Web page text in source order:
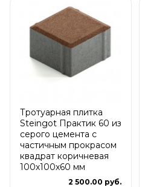
Тротуарная плитка
Steingot Практик 60 из
серого цемента с
частичным прокрасом
квадрат коричневая
100х100х60 мм
2 500.00 руб.